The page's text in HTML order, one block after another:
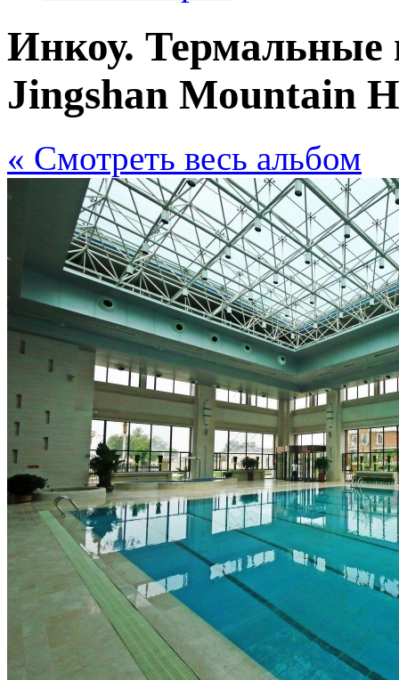
Инкоу. Термальные
Jingshan Mountain
« Cмотреть весь альбом